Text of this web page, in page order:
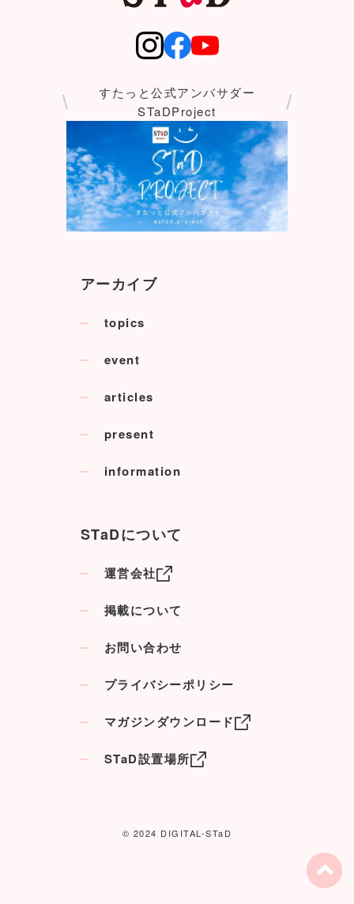
すたっと公式アンバサダー
STaDProject
アーカイブ
topics
event
articles
present
information
STaDについて
運営会社
掲載について
お問い合わせ
プライバシーポリシー
マガジンダウンロード
STaD設置場所
© 2024 DIGITAL-STaD